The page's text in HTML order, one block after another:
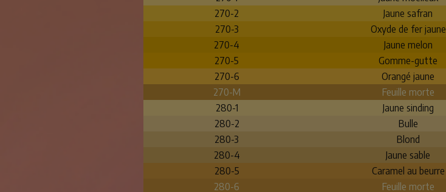
270-2
Jaune safran
270-3
Oxyde de fer jaune
270-4
Jaune melon
270-5
Gomme-gutte
270-6
Orangé jaune
270-M
Feuille morte
280-1
Jaune sinding
280-2
Bulle
280-3
Blond
280-4
Jaune sable
280-5
Caramel au beurre
280-6
Feuille morte